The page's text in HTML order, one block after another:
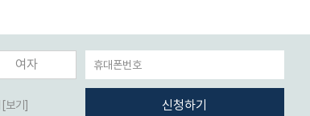
여자
[보기]
신청하기